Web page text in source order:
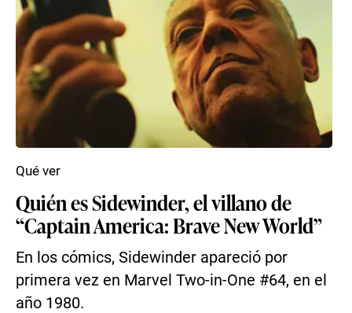
Quién es Sidewinder, el villano de
“Captain America: Brave New World”
En los cómics, Sidewinder apareció por
primera vez en Marvel Two-in-One #64, en el
año 1980.
Qué ver